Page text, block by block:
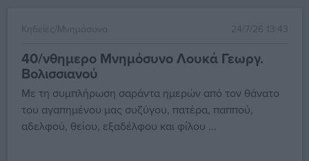
Κηδείες/Μνημόσυνα 24/7/26 13:43
40/νθημερο Μνημόσυνο Λουκά Γεωργ.
Βολισσιανού
Με τη συμπλήρωση σαράντα ημερών από τον θάνατο
του αγαπημένου μας συζύγου, πατέρα, παππού,
αδελφού, θείου, εξαδέλφου και φίλου ...